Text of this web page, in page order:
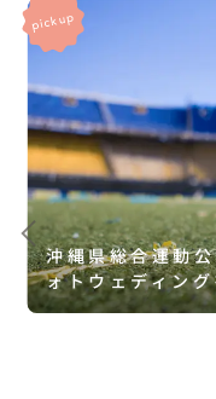
沖縄県総合運動
ォトウェディン